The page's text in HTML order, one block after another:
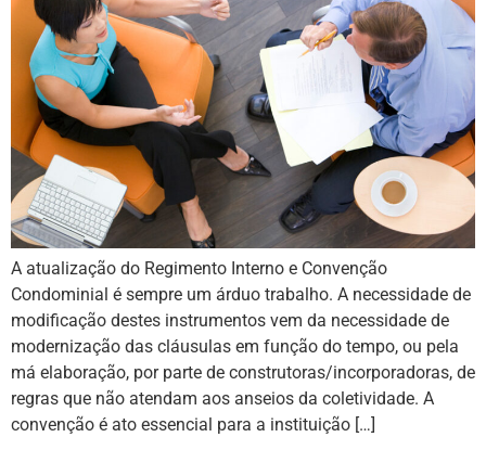
A atualização do Regimento Interno e Convenção
Condominial é sempre um árduo trabalho. A necessidade de
modificação destes instrumentos vem da necessidade de
modernização das cláusulas em função do tempo, ou pela
má elaboração, por parte de construtoras/incorporadoras, de
regras que não atendam aos anseios da coletividade. A
convenção é ato essencial para a instituição […]